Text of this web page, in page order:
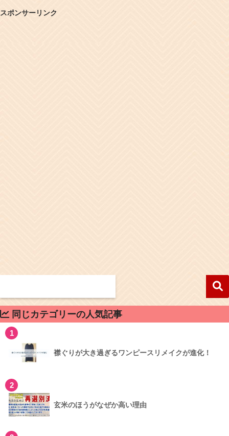
スポンサーリンク
同じカテゴリーの人気記事
1
襟ぐりが大き過ぎるワンピースリメイクが進化！
2
玄米のほうがなぜか高い理由